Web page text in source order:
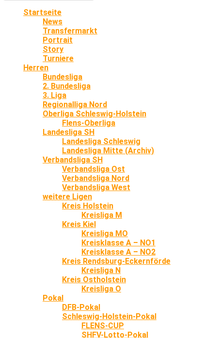
Startseite
News
Transfermarkt
Portrait
Story
Turniere
Herren
Bundesliga
2. Bundesliga
3. Liga
Regionalliga Nord
Oberliga Schleswig-Holstein
Flens-Oberliga
Landesliga SH
Landesliga Schleswig
Landesliga Mitte (Archiv)
Verbandsliga SH
Verbandsliga Ost
Verbandsliga Nord
Verbandsliga West
weitere Ligen
Kreis Holstein
Kreisliga M
Kreis Kiel
Kreisliga MO
Kreisklasse A – NO1
Kreisklasse A – NO2
Kreis Rendsburg-Eckernförde
Kreisliga N
Kreis Ostholstein
Kreisliga O
Pokal
DFB-Pokal
Schleswig-Holstein-Pokal
FLENS-CUP
SHFV-Lotto-Pokal